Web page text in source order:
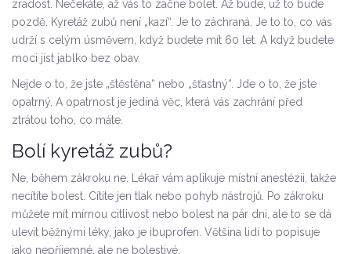
zradost. Nečekáte, až vás to začne bolet. Až bude, už to bude
pozdě. Kyretáž zubů není „kazí“. Je to záchraná. Je to to, co vás
udrží s celým úsměvem, když budete mít 60 let. A když budete
moci jíst jablko bez obav.
Nejde o to, že jste „štěstěna“ nebo „šťastný“. Jde o to, že jste
opatrný. A opatrnost je jediná věc, která vás zachrání před
ztrátou toho, co máte.
Bolí kyretáž zubů?
Ne, během zákroku ne. Lékař vám aplikuje místní anestézii, takže
necítíte bolest. Cítíte jen tlak nebo pohyb nástrojů. Po zákroku
můžete mít mírnou citlivost nebo bolest na pár dní, ale to se dá
ulevit běžnými léky, jako je ibuprofen. Většina lidí to popisuje
jako nepříjemné, ale ne bolestivé.